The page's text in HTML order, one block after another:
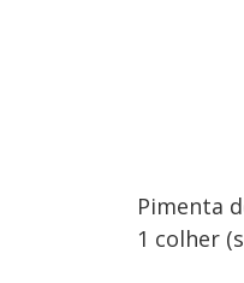
Pimenta
1 colher